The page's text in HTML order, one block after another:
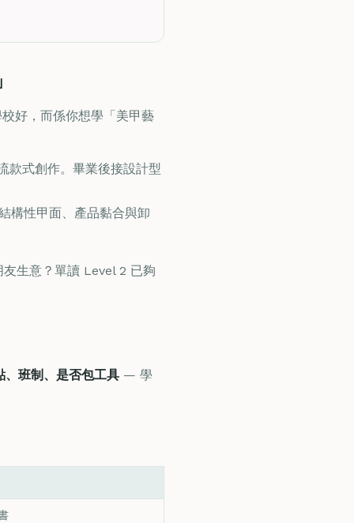
好，而係你想學「美甲藝
款式創作。畢業後接設計型
構性甲面、產品黏合與卸
生意？單讀 Level 2 已夠
、班制、是否包工具 — 學